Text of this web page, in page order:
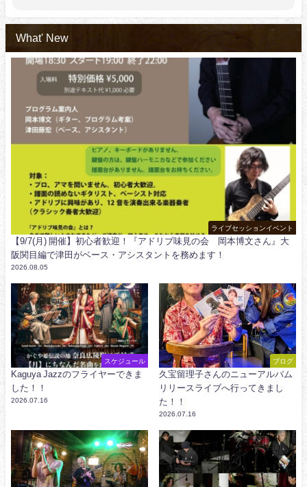
What' New
ライブセッションイベント
【9/7(月) 開催】初心者歓迎！『アドリブ味見の会 岡本博文さん』大
阪関目編で津田がベース・アシスタントを務めます！
2026.08.05
スケジュール
Kaguya Jazzのフライヤーできま
した！！
2026.07.16
ブログ
久宝留理子さんのニューアルバム
リリースライブへ行ってきまし
た！！
2026.07.16